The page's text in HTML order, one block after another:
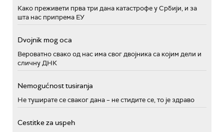
Како преживети прва три дана катастрофе у Србији, и за
шта нас припрема ЕУ
Dvojnik mog oca
Вероватно свако од нас има свог двојника са којим дели и
сличну ДНК
Nemogućnost tusiranja
Не туширате се сваког дана – не стидите се, то је здраво
Cestitke za uspeh